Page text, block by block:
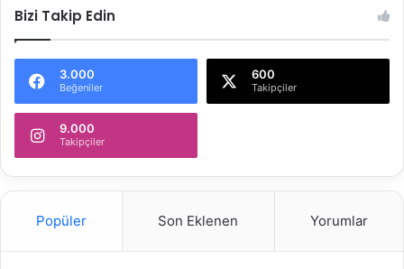
Bizi Takip Edin
3.000
Beğeniler
600
Takipçiler
9.000
Takipçiler
Popüler Son Eklenen Yorumlar